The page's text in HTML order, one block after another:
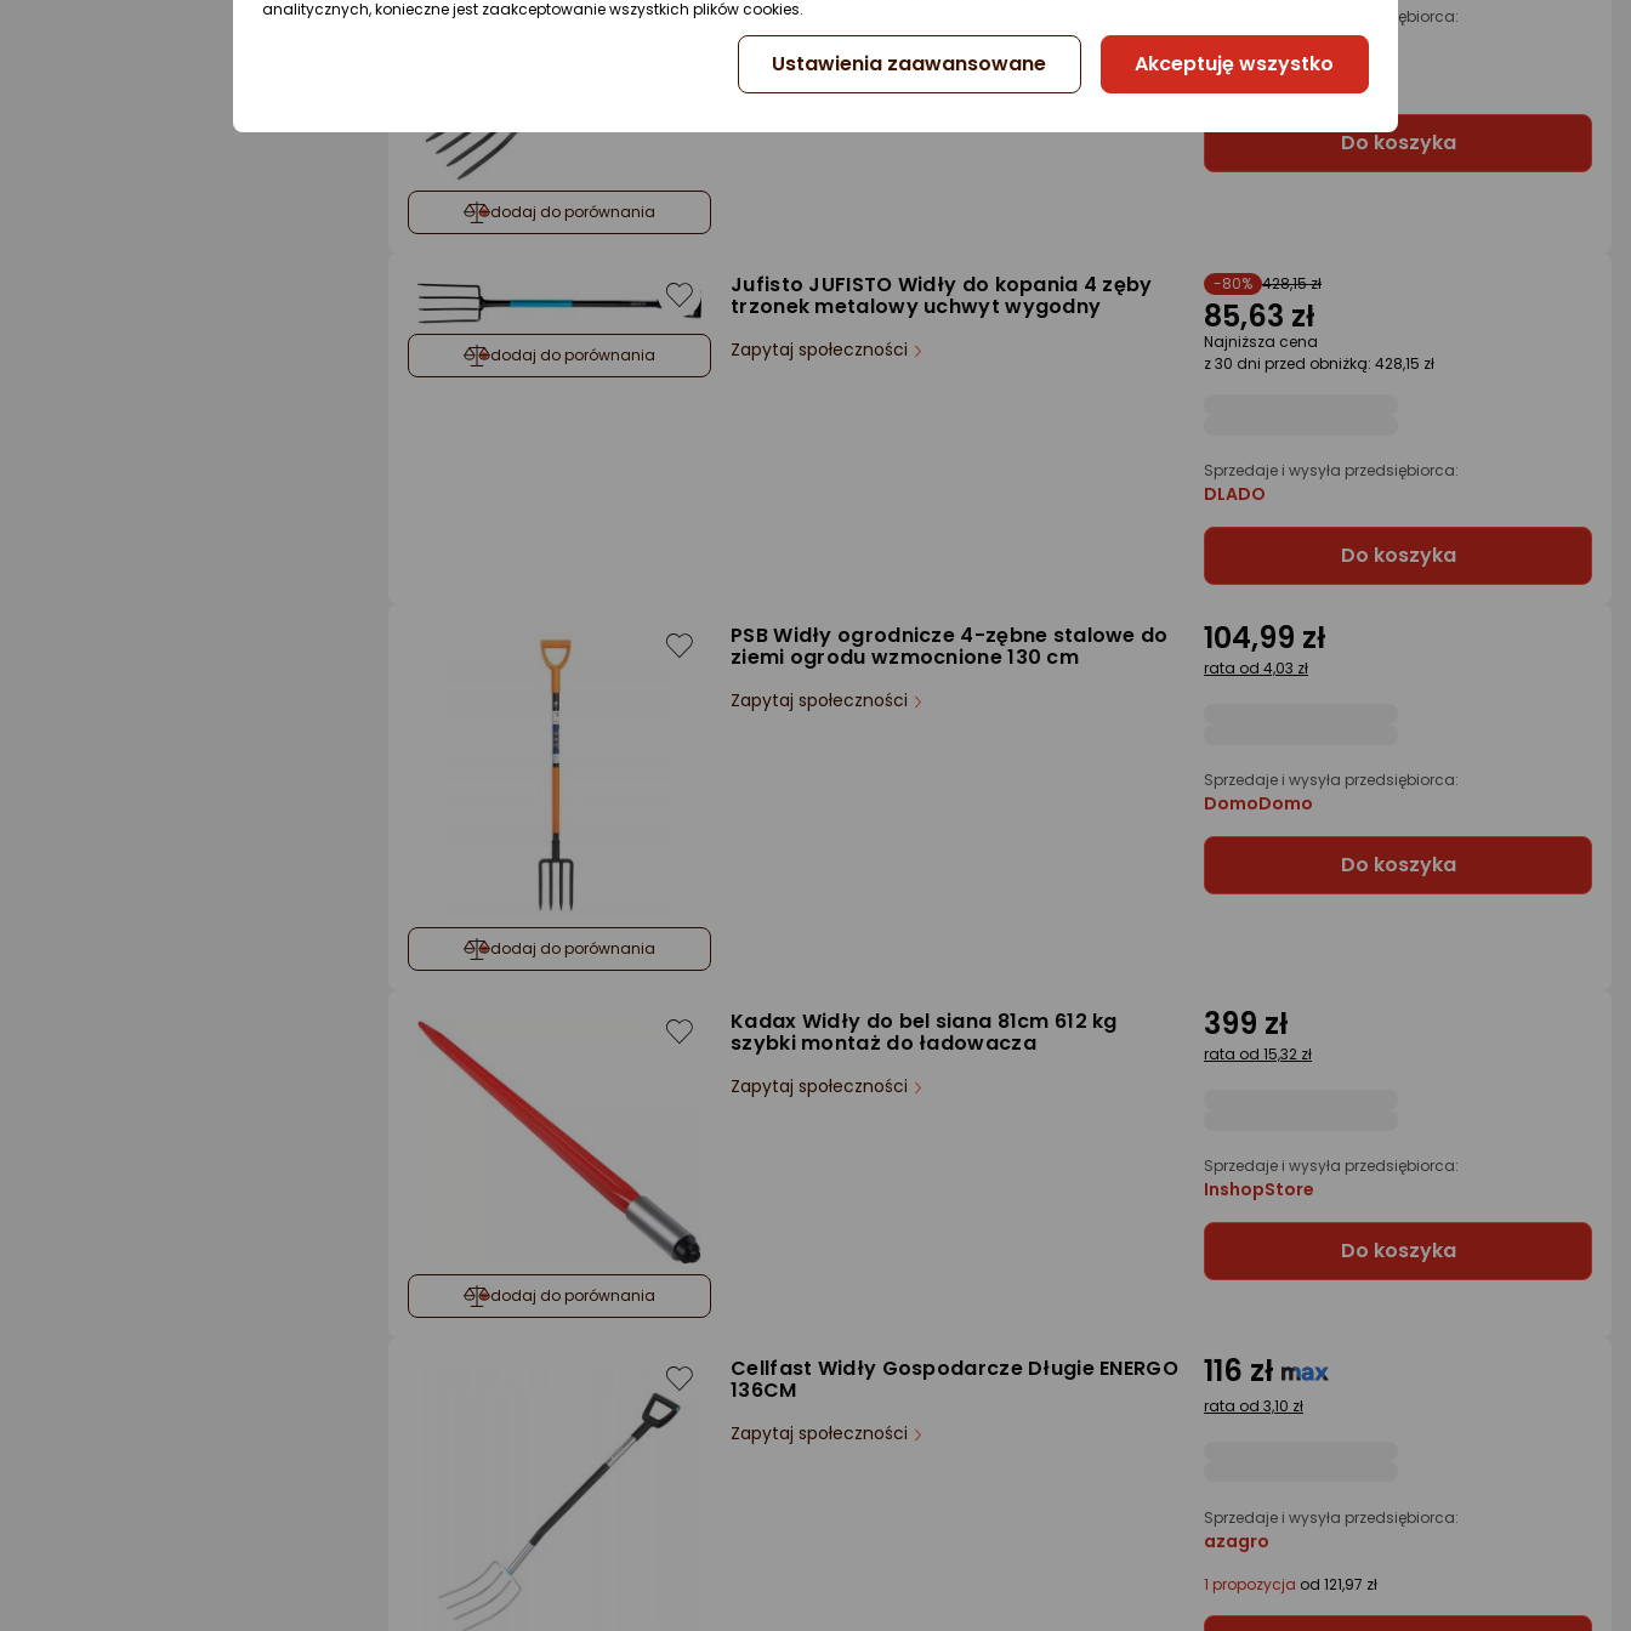
dodaj do porównania
Rodzaj:
Sprzedaje i wysyła przedsiębiorca:
Morele.net
od 94,48 zł
Do koszyka
dodaj do porównania
Jufisto JUFISTO Widły do kopania 4 zęby
trzonek metalowy uchwyt wygodny
Zapytaj społeczności
-80% 428,15 zł
85,63 zł
Najniższa cena
z 30 dni przed obniżką: 428,15 zł
Sprzedaje i wysyła przedsiębiorca:
DLADO
Do koszyka
dodaj do porównania
PSB Widły ogrodnicze 4-zębne stalowe do
ziemi ogrodu wzmocnione 130 cm
Zapytaj społeczności
104,99 zł
rata od 4,03 zł
Sprzedaje i wysyła przedsiębiorca:
DomoDomo
Do koszyka
dodaj do porównania
Kadax Widły do bel siana 81cm 612 kg
szybki montaż do ładowacza
Zapytaj społeczności
399 zł
rata od 15,32 zł
Sprzedaje i wysyła przedsiębiorca:
InshopStore
Do koszyka
Cellfast Widły Gospodarcze Długie ENERGO
136CM
Zapytaj społeczności
116 zł
rata od 3,10 zł
Sprzedaje i wysyła przedsiębiorca:
azagro
1 propozycja od 121,97 zł
analitycznych, konieczne jest zaakceptowanie wszystkich plików cookies.
Ustawienia zaawansowane Akceptuję wszystko